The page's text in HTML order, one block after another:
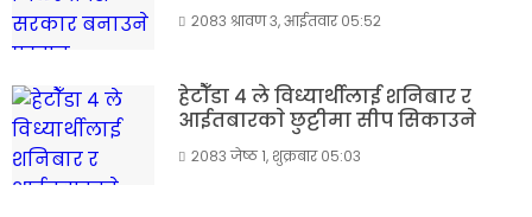
२०८३ श्रावण ३, आईतवार ०५:५२
हेटाैँडा ४ ले विध्यार्थीलाई शनिबार र
आईतबारकाे छुट्टीमा सीप सिकाउने
२०८३ जेष्ठ १, शुक्रबार ०५:०३